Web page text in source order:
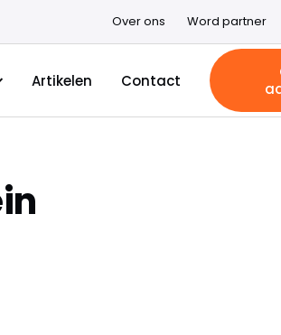
Over ons Word partner
Artikelen Contact